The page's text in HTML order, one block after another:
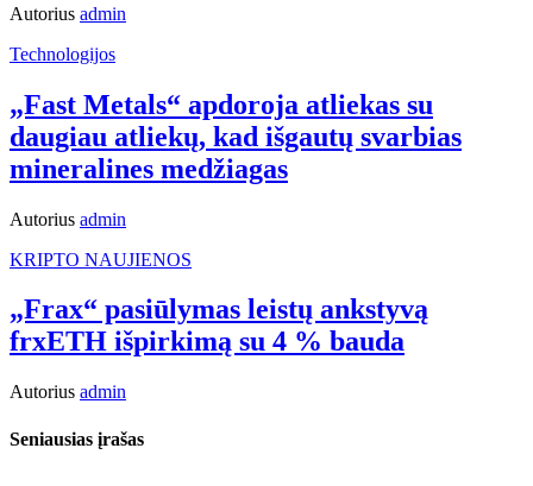
Autorius admin
Technologijos
„Fast Metals“ apdoroja atliekas su
daugiau atliekų, kad išgautų svarbias
mineralines medžiagas
Autorius admin
KRIPTO NAUJIENOS
„Frax“ pasiūlymas leistų ankstyvą
frxETH išpirkimą su 4 % bauda
Autorius admin
Seniausias įrašas